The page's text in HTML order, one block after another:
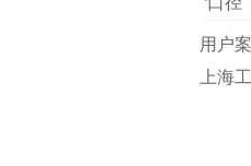
工作压力
外形尺寸
用户
上海